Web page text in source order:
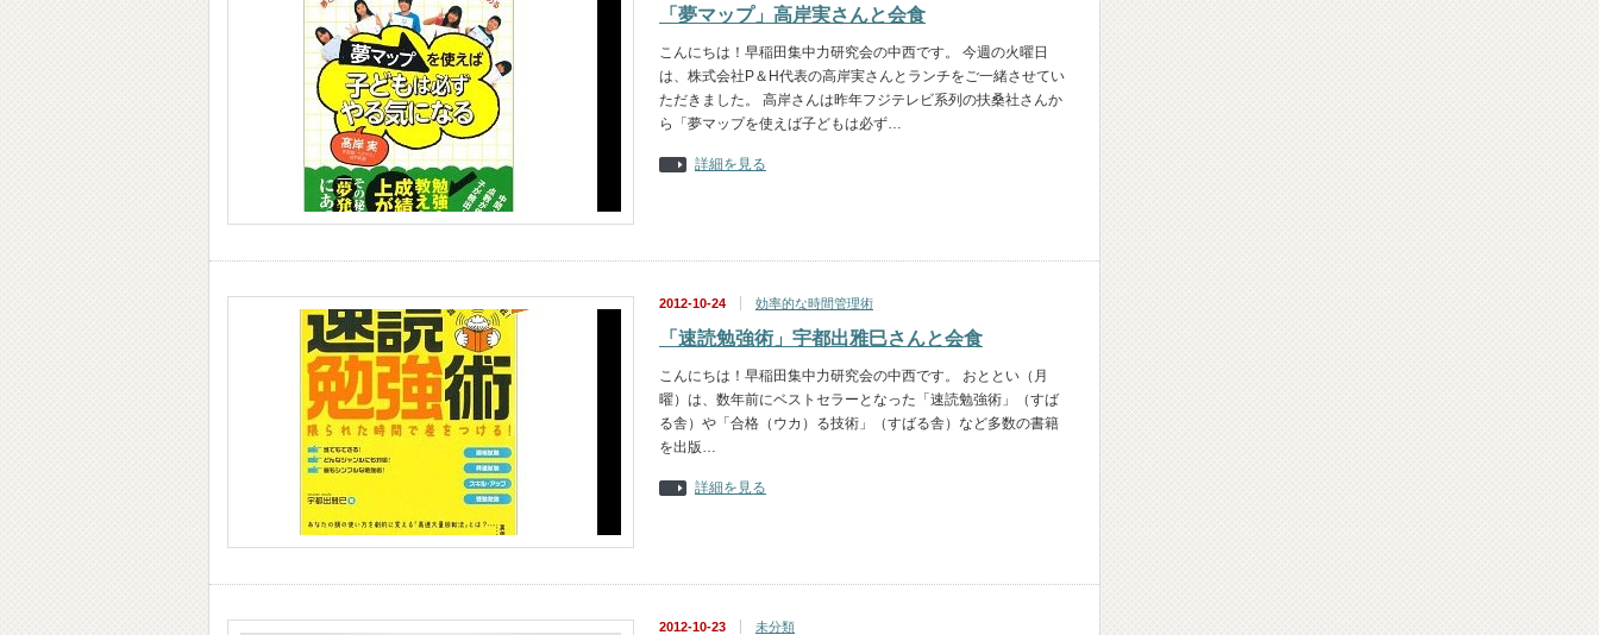
「夢マップ」高岸実さんと会食
こんにちは！早稲田集中力研究会の中西です。 今週の火曜日
は、株式会社P＆H代表の高岸実さんとランチをご一緒させてい
ただきました。 高岸さんは昨年フジテレビ系列の扶桑社さんか
ら「夢マップを使えば子どもは必ず…
詳細を見る
2012-10-24 効率的な時間管理術
「速読勉強術」宇都出雅巳さんと会食
こんにちは！早稲田集中力研究会の中西です。 おととい（月
曜）は、数年前にベストセラーとなった「速読勉強術」（すば
る舎）や「合格（ウカ）る技術」（すばる舎）など多数の書籍
を出版…
詳細を見る
2012-10-23 未分類